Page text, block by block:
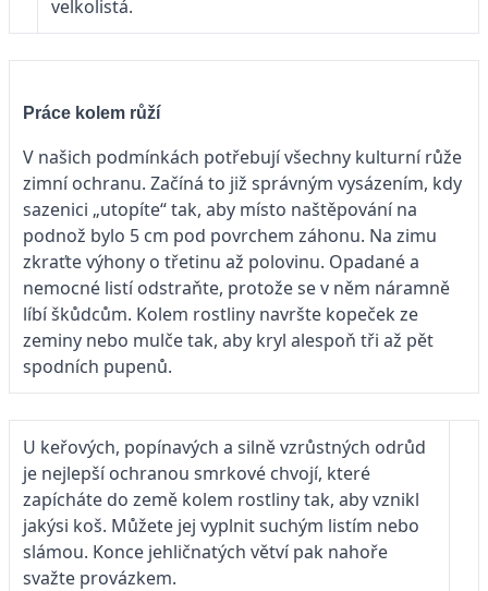
velkolistá.
Práce kolem růží
V našich podmínkách potřebují všechny kulturní růže
zimní ochranu. Začíná to již správným vysázením, kdy
sazenici „utopíte“ tak, aby místo naštěpování na
podnož bylo 5 cm pod povrchem záhonu. Na zimu
zkraťte výhony o třetinu až polovinu. Opadané a
nemocné listí odstraňte, protože se v něm náramně
líbí škůdcům. Kolem rostliny navršte kopeček ze
zeminy nebo mulče tak, aby kryl alespoň tři až pět
spodních pupenů.
U keřových, popínavých a silně vzrůstných odrůd
je nejlepší ochranou smrkové chvojí, které
zapícháte do země kolem rostliny tak, aby vznikl
jakýsi koš. Můžete jej vyplnit suchým listím nebo
slámou. Konce jehličnatých větví pak nahoře
svažte provázkem.